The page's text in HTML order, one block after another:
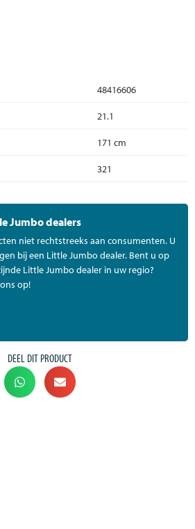
48416606
21.1
171 cm
321
Jumbo dealers
niet rechtstreeks aan consumenten. U
bij een Little Jumbo dealer. Bent u op
Little Jumbo dealer in uw regio?
op!
DEEL DIT PRODUCT